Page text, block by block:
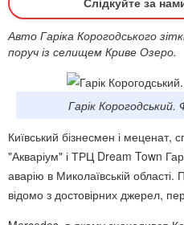
Слідкуйте за
Авто Гаріка Корогодського
поруч із селищем Криве Озеро.
Гарік
Київський бізнесмен і меценат,
"Акваріум" і ТРЦ Dream Town
аварію в Миколаївській області.
відомо з достовірних джерел,